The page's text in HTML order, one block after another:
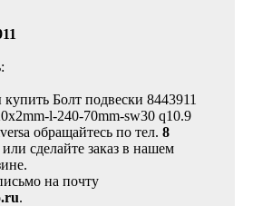
Болт подвески 8443911
l-240-70mm-sw30 q10.9
обращайтесь по тел. 8
или сделайте заказ в нашем
на почту
.